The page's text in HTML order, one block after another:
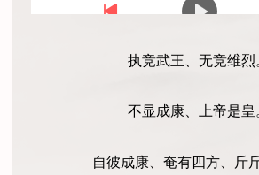
执竞武王、无竞维烈
不显成康、上帝是皇
自彼成康、奄有四方、斤